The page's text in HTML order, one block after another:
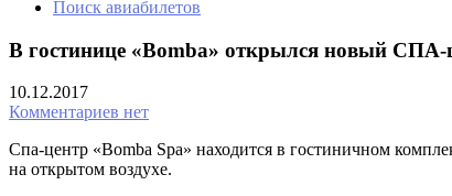
Поиск авиабилетов
В гостинице «Bomba» открылся новый СПА-
10.12.2017
Комментариев нет
Спа-центр «Bomba Spa» находится в гостиничном
на открытом воздухе.